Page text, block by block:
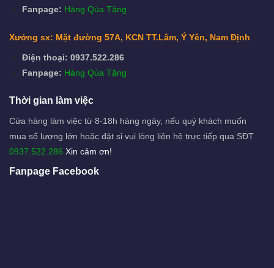
Fanpage: Hàng Qùa Tặng
Xưởng sx: Mặt đường 57A, KCN TT.Lâm, Ý Yên, Nam Định
Điện thoại: 0937.522.286
Fanpage: Hàng Qùa Tặng
Thời gian làm việc
Cửa hàng làm việc từ 8-18h hàng ngày, nếu quý khách muốn
mua số lượng lớn hoặc đặt sỉ vui lòng liên hệ trực tiếp qua SĐT
0937.522.286 Xin cảm ơn!
Fanpage Facebook